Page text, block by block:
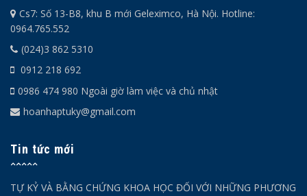
Cs7: Số 13-B8, khu B mới Geleximco, Hà Nội. Hotline:
0964.765.552
(024)3 862 5310
0912 218 692
0986 474 980 Ngoài giờ làm việc và chủ nhật
hoanhaptuky@gmail.com
Tin tức mới
TỰ KỶ VÀ BẰNG CHỨNG KHOA HỌC ĐỐI VỚI NHỮNG PHƯƠNG